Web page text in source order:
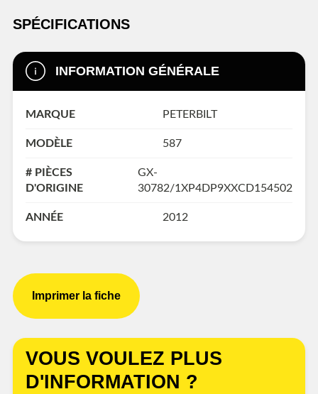
SPÉCIFICATIONS
INFORMATION GÉNÉRALE
MARQUE PETERBILT
MODÈLE 587
# PIÈCES
D'ORIGINE
GX-
30782/1XP4DP9XXCD154502
ANNÉE 2012
Imprimer la fiche
VOUS VOULEZ PLUS
D'INFORMATION ?